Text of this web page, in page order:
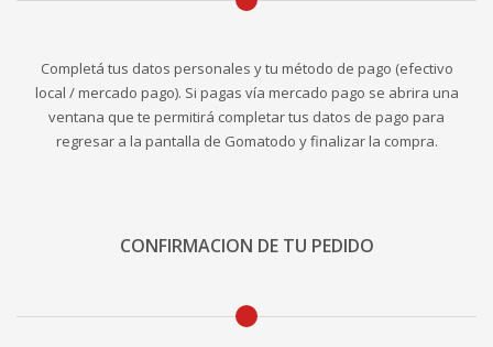
Completá tus datos personales y tu método de pago (efectivo
local / mercado pago). Si pagas vía mercado pago se abrira una
ventana que te permitirá completar tus datos de pago para
regresar a la pantalla de Gomatodo y finalizar la compra.
CONFIRMACION DE TU PEDIDO